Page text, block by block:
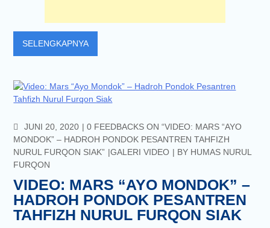
SELENGKAPNYA
JUNI 20, 2020 COMMENTS
0 FEEDBACKS ON “VIDEO: MARS “AYO
MONDOK” – HADROH PONDOK PESANTREN TAHFIZH
NURUL FURQON SIAK” GALERI VIDEO BY HUMAS NURUL
FURQON
VIDEO: MARS “AYO MONDOK” –
HADROH PONDOK PESANTREN
TAHFIZH NURUL FURQON SIAK